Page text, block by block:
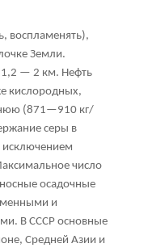
воспламенять),
Земли.
1,2 — 2 км. Нефть
кислородных,
(871—910 кг/
серы в
исключением
число
осадочные
и
В СССР основные
Средней Азии и